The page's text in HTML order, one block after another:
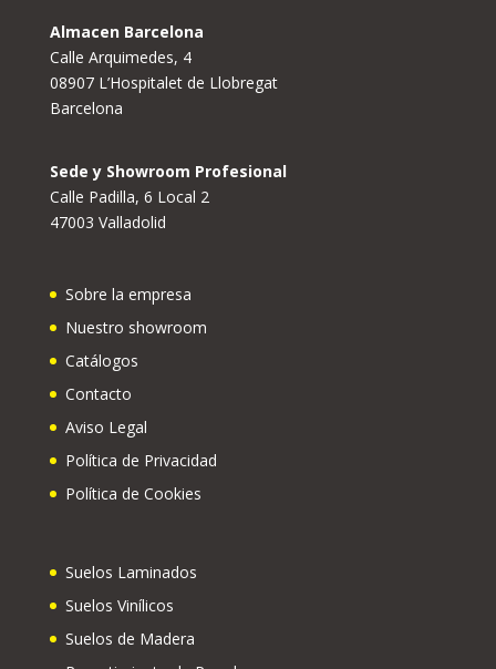
Almacen Barcelona
Calle Arquimedes, 4
08907 L’Hospitalet de Llobregat
Barcelona
Sede y Showroom Profesional
Calle Padilla, 6 Local 2
47003 Valladolid
Sobre la empresa
Nuestro showroom
Catálogos
Contacto
Aviso Legal
Política de Privacidad
Política de Cookies
Suelos Laminados
Suelos Vinílicos
Suelos de Madera